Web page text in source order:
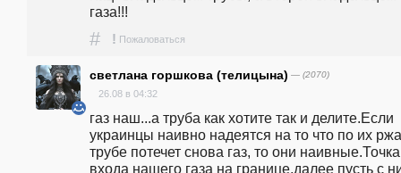
газа!!!
# ! Пожаловаться
светлана горшкова (телицына) — (2070)
26.08 в 04:32
газ наш...а труба как хотите так и делите.Если
украинцы наивно надеятся на то что по их
трубе потечет снова газ, то они наивные.Точка
входа нашего газа на границе,далее пусть с